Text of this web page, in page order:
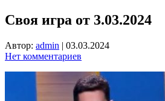
Своя игра от 3.03.2024
Автор: admin | 03.03.2024
Нет комментариев